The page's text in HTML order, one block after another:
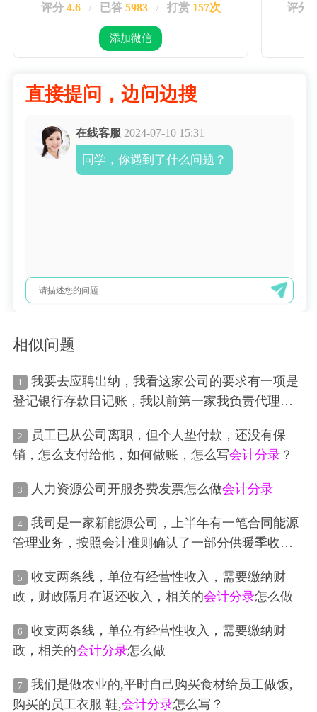
评分 4.6 / 已答 5983 / 打赏 157次
添加微信
评分
直接提问，边问边搜
在线客服 2024-07-10 15:31
同学，你遇到了什么问题？
相似问题
1
我要去应聘出纳，我看这家公司的要求有一项是
登记银行存款日记账，我以前第一家我负责代理记
分录它记账系统里自动就生成银行存款日记账。我
第二家公司从来没让我们平时登过银行存款日记
账，就是没事的时候拿银行打的纸质的银行流水
登，没事的时候登，有事的时候就不登了，去年的
银行存款日记账还没登完呢。请问真正规范的出纳
登记银行存款日记账的流程是什么？
2
员工已从公司离职，但个人垫付款，还没有保
销，怎么支付给他，如何做账，怎么写会计分录？
3 人力资源公司开服务费发票怎么做会计分录
4
我司是一家新能源公司，上半年有一笔合同能源
管理业务，按照会计准则确认了一部分供暖季收
分录为，借合同资产贷主营业务收入，由于收入不
确定是多少钱因此也没做应交税费科目。现在二季
度报税，我司需要填报税务系统财报，请问报送时
是否应该扣除这部分收入，以使增值税申报收入和
会计报表收入一致
5
收支两条线，单位有经营性收入，需要缴纳财
政，财政隔月在返还收入，相关的会计分录怎么做
6
收支两条线，单位有经营性收入，需要缴纳财
政，相关的会计分录怎么做
7
我们是做农业的,平时自己购买食材给员工做饭,
购买的员工衣服 鞋,会计分录怎么写？